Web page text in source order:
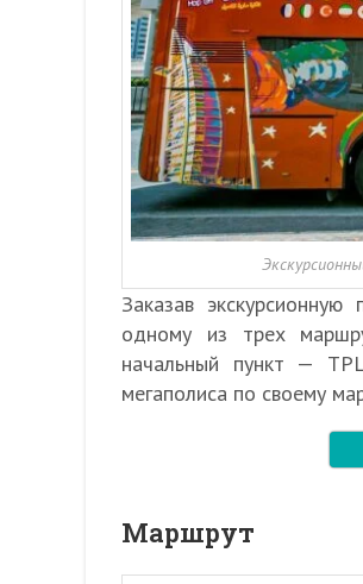
Заказав
одному из трех
начальный пункт —
мегаполиса по своему
Маршрут